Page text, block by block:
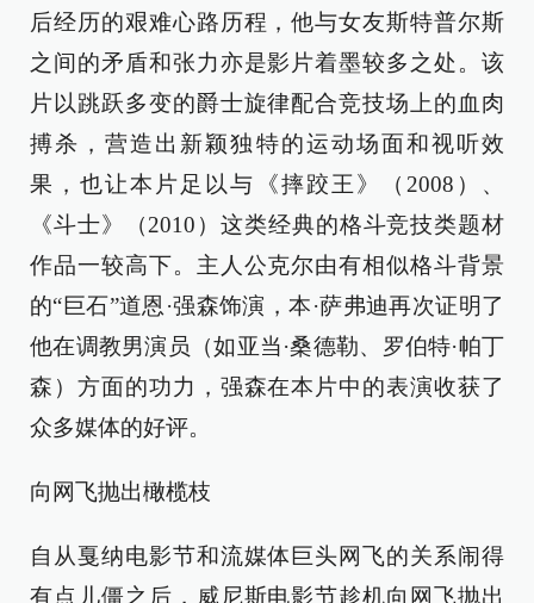
后经历的艰难心路历程，他与女友斯特普尔斯
之间的矛盾和张力亦是影片着墨较多之处。该
片以跳跃多变的爵士旋律配合竞技场上的血肉
搏杀，营造出新颖独特的运动场面和视听效
果，也让本片足以与《摔跤王》（2008）、
《斗士》（2010）这类经典的格斗竞技类题材
作品一较高下。主人公克尔由有相似格斗背景
的“巨石”道恩·强森饰演，本·萨弗迪再次证明了
他在调教男演员（如亚当·桑德勒、罗伯特·帕丁
森）方面的功力，强森在本片中的表演收获了
众多媒体的好评。
向网飞抛出橄榄枝
自从戛纳电影节和流媒体巨头网飞的关系闹得
有点儿僵之后，威尼斯电影节趁机向网飞抛出